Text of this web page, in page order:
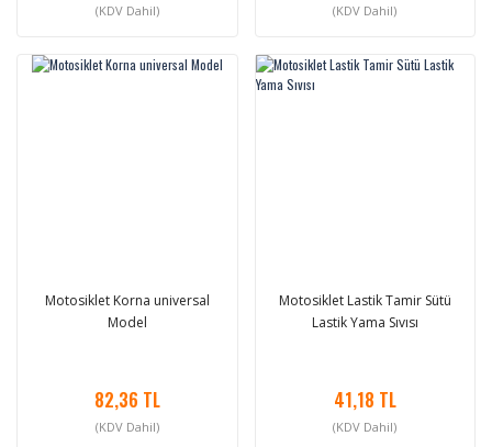
(KDV Dahil) (KDV Dahil)
Motosiklet Korna universal
Model
82,36 TL
(KDV Dahil)
Motosiklet Lastik Tamir Sütü
Lastik Yama Sıvısı
41,18 TL
(KDV Dahil)